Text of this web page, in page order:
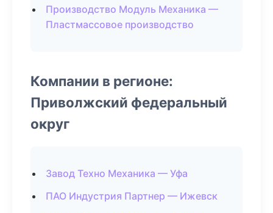
Производство Модуль Механика —
Пластмассовое производство
Компании в регионе:
Приволжский федеральный
округ
Завод Техно Механика — Уфа
ПАО Индустрия Партнер — Ижевск